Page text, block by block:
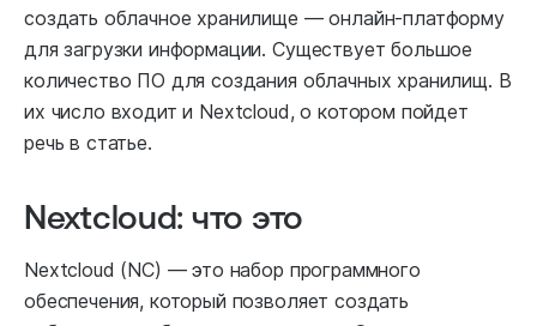
создать облачное хранилище — онлайн-платформу
для загрузки информации. Существует большое
количество ПО для создания облачных хранилищ. В
их число входит и Nextcloud, о котором пойдет
речь в статье.
Nextcloud: что это
Nextcloud (NC) — это набор программного
обеспечения, который позволяет создать